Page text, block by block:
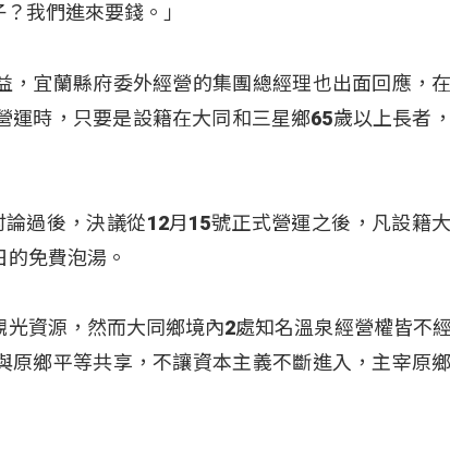
我們進來要錢。」
宜蘭縣府委外經營的集團總經理也出面回應，
時，只要是設籍在大同和三星鄉65歲以上長者
過後，決議從12月15號正式營運之後，凡設籍大
免費泡湯。
資源，然而大同鄉境內2處知名溫泉經營權皆不
鄉平等共享，不讓資本主義不斷進入，主宰原